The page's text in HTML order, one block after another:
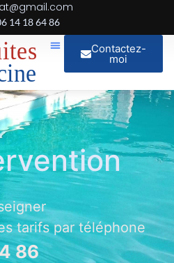
14 18 64 86
Contactez-
moi
tarifs par téléphone
86